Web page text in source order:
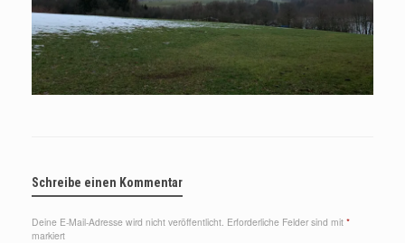
Schreibe einen Kommentar
Deine E-Mail-Adresse wird nicht veröffentlicht. Erforderliche Felder sind mit *
markiert